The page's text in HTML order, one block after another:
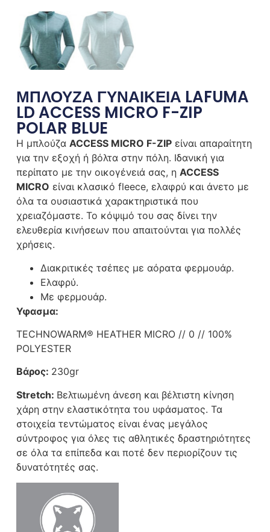
ΜΠΛΟΥΖΑ ΓΥΝΑΙΚΕΙΑ LAFUMA
LD ACCESS MICRO F-ZIP
POLAR BLUE
Η μπλούζα ACCESS MICRO F-ZIPείναι απαραίτητη
για την εξοχή ή βόλτα στην πόλη. Ιδανικήγια
περίπατο με την οικογένειά σας, η ACCESS
MICRO είναι κλασικό fleece, ελαφρύ και άνετο με
όλα τα ουσιαστικά χαρακτηριστικά που
χρειαζόμαστε. Το κόψιμό του σας δίνει την
ελευθερία κινήσεων που απαιτούνται για πολλές
χρήσεις.
Διακριτικές τσέπες με αόρατα φερμουάρ.
Ελαφρύ.
Με φερμουάρ.
Υφασμα:
TECHNOWARM® HEATHER MICRO // 0 // 100%
POLYESTER
Βάρος: 230gr
Stretch: Βελτιωμένη άνεση και βέλτιστη κίνηση
χάρη στην ελαστικότητα του υφάσματος. Τα
στοιχεία τεντώματος είναι ένας μεγάλος
σύντροφος για όλες τις αθλητικές δραστηριότητες
σε όλα τα επίπεδα και ποτέ δεν περιορίζουν τις
δυνατότητές σας.